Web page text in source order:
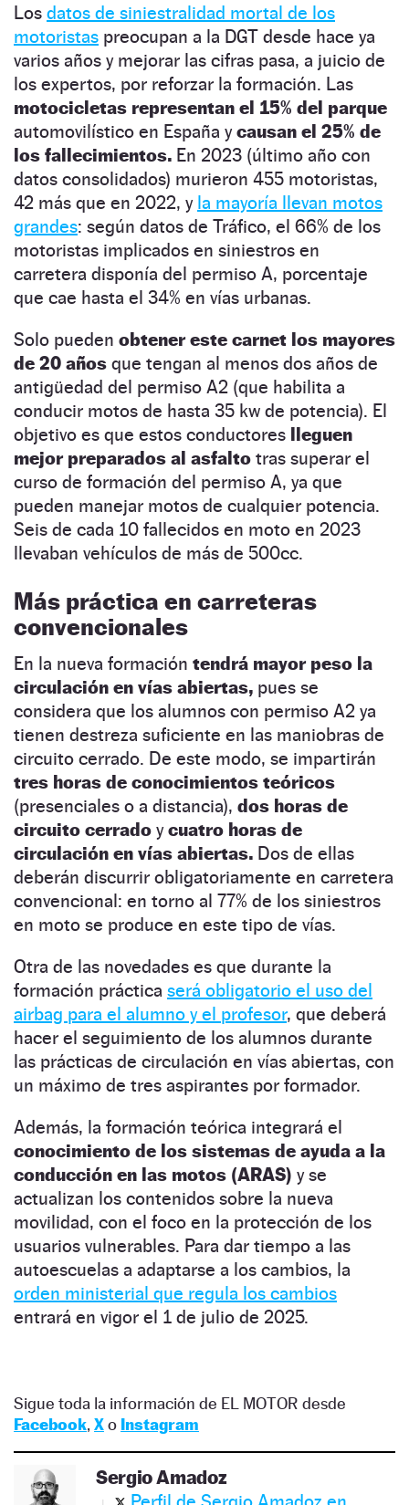
Los datos de siniestralidad mortal de los
motoristas preocupan a la DGT desde hace ya
varios años y mejorar las cifras pasa, a juicio de
los expertos, por reforzar la formación. Las
motocicletas representan el 15% del parque
automovilístico en España ycausan el 25% de
los fallecimientos. En 2023 (último año con
datos consolidados) murieron 455 motoristas,
42 más que en 2022, y la mayoría llevan motos
grandes: según datos de Tráfico, el 66% de los
motoristas implicados en siniestros en
carretera disponía del permiso A, porcentaje
que cae hasta el 34% en vías urbanas.
Solo pueden obtener este carnet los mayores
de 20 años que tengan al menos dos años de
antigüedad del permiso A2 (que habilita a
conducir motos de hasta 35 kw de potencia). El
objetivo es que estos conductores lleguen
mejor preparados al asfalto tras superar el
curso de formación del permiso A, ya que
pueden manejar motos de cualquier potencia.
Seis de cada 10 fallecidos en moto en 2023
llevaban vehículos de más de 500cc.
Más práctica en carreteras
convencionales
En la nueva formación tendrá mayor peso la
circulación en vías abiertas, pues se
considera que los alumnos con permiso A2 ya
tienen destreza suficiente en las maniobras de
circuito cerrado. De este modo, se impartirán
tres horas de conocimientos teóricos
(presenciales o a distancia), dos horas de
circuito cerrado ycuatro horas de
circulación en vías abiertas. Dos de ellas
deberán discurrir obligatoriamente en carretera
convencional: en torno al 77% de los siniestros
en moto se produce en este tipo de vías.
Otra de las novedades es que durante la
formación práctica será obligatorio el uso del
airbag para el alumno y el profesor, que deberá
hacer el seguimiento de los alumnos durante
las prácticas de circulación en vías abiertas, con
un máximo de tres aspirantes por formador.
Además, la formación teórica integrará el
conocimiento de los sistemas de ayuda a la
conducción en las motos (ARAS) y se
actualizan los contenidos sobre la nueva
movilidad, con el foco en la protección de los
usuarios vulnerables. Para dar tiempo a las
autoescuelas a adaptarse a los cambios, la
orden ministerial que regula los cambios
entrará en vigor el 1 de julio de 2025.
Sigue toda la información de EL MOTOR desde
Facebook, Xo Instagram
Sergio Amadoz